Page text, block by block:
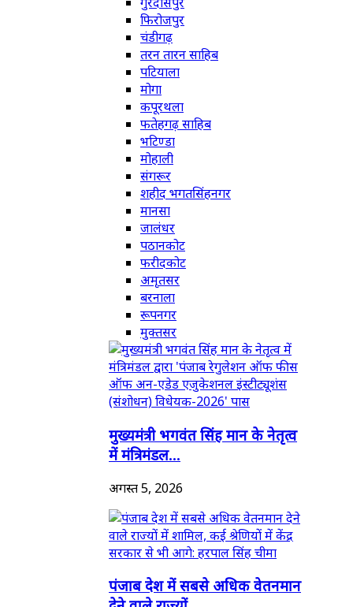
फिरोजपुर
चंडीगढ़
तरन तारन साहिब
पटियाला
मोगा
कपूरथला
फतेहगढ़ साहिब
भटिण्डा
मोहाली
संगरूर
शहीद भगतसिंहनगर
मानसा
जालंधर
पठानकोट
फरीदकोट
अमृतसर
बरनाला
रूपनगर
मुक्तसर
मुख्यमंत्री भगवंत सिंह मान के नेतृत्व
में मंत्रिमंडल...
अगस्त 5, 2026
पंजाब देश में सबसे अधिक वेतनमान